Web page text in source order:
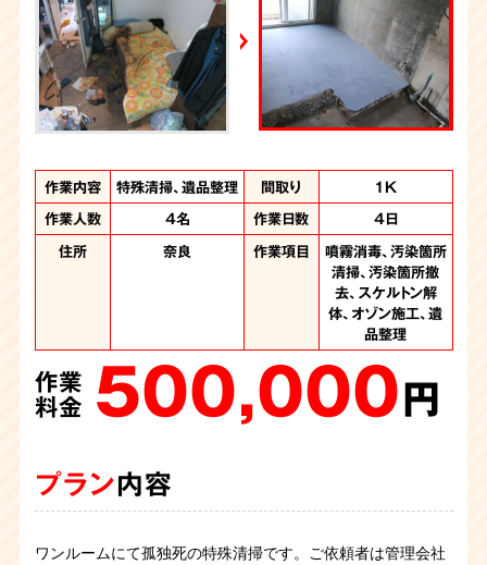
2026年7月4日放送
YouTube｜好井まさおの怪談を浴びる会
2026年6月28日放送
Yahoo!ニュース
作業内容 特殊清掃、遺品整理 間取り
1K
作業人数
4名 作業日数
4日
住所
奈良 作業項目
噴霧消毒、汚染箇所
清掃、汚染箇所撤
去、スケルトン解
体、オゾン施工、遺
品整理
作業
料金 500,000円
プラン内容
ワンルームにて孤独死の特殊清掃です。ご依頼者は管理会社
作業内容 特殊清掃 間取り
お部屋の一部
作業人数
6名 作業日数
1日
住所
奈良県 作業項目
噴霧消毒、汚染箇所
清掃、汚染物撤去
料金 400,000円
プラン内容
親族の方からの孤独死の特殊清掃のご依頼です。ご遺族さま
の方で遺品整理をするために、清掃を行ってほしいとご相談
を承りました。ペットを残して孤独死されたとのことでご親
作業内容 特殊清掃、遺品整理 間取り
2DK
作業人数
5名 作業日数
7日
住所
奈良県 作業項目
遺品整理、噴霧消
毒、汚染箇所清掃、
汚染箇所撤去、オゾ
ン施工
作業
料金 720,000円
プラン 内容
行していたため臭いが強く、脱臭までの作業が大変でした。
作業内容 特殊清掃、遺品整理 間取り
1K
作業人数
3名 作業日数
1日
住所
奈良 作業項目
遺品整理、噴霧消
毒、汚染箇所清掃
料金 180,000円
プラン内容
物件のオーナーさまからのご依頼です。ワンルームマンショ
ンにて孤独死があったとのことです。死後数か月が経過して
いるとのことで、臭いがあり体液痕の周りには害虫が発生し